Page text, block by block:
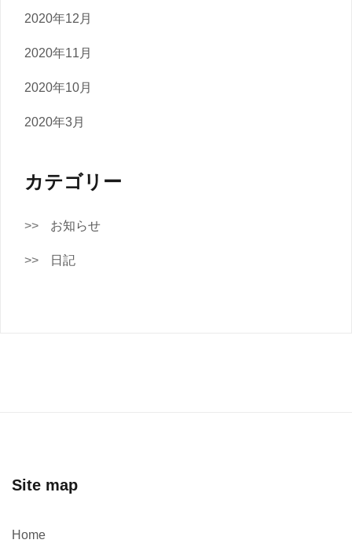
2020年12月
2020年11月
2020年10月
2020年3月
カテゴリー
お知らせ
日記
Site map
Home